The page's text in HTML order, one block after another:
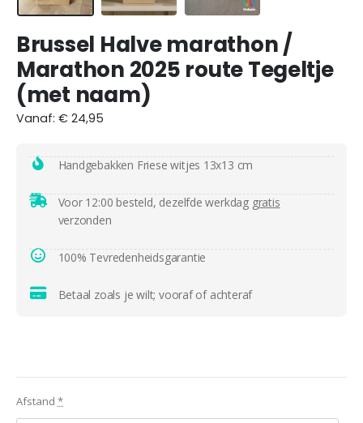
Brussel Halve marathon /
Marathon 2025 route Tegeltje
(met naam)
Vanaf: € 24,95
Handgebakken Friese witjes 13x13 cm
Voor 12:00 besteld, dezelfde werkdag gratis
verzonden
100% Tevredenheidsgarantie
Betaal zoals je wilt; vooraf of achteraf
Afstand *